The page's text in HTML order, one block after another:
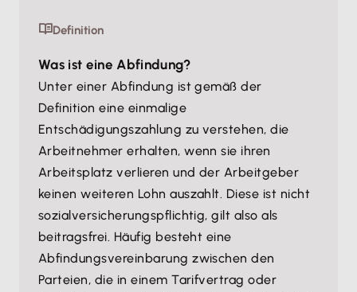
Definition
Was ist eine Abfindung?
Unter einer Abfindung ist gemäß der
Definition eine einmalige
Entschädigungszahlung zu verstehen, die
Arbeitnehmer erhalten, wenn sie ihren
Arbeitsplatz verlieren und der Arbeitgeber
keinen weiteren Lohn auszahlt. Diese ist nicht
sozialversicherungspflichtig, gilt also als
beitragsfrei. Häufig besteht eine
Abfindungsvereinbarung zwischen den
Parteien, die in einem Tarifvertrag oder